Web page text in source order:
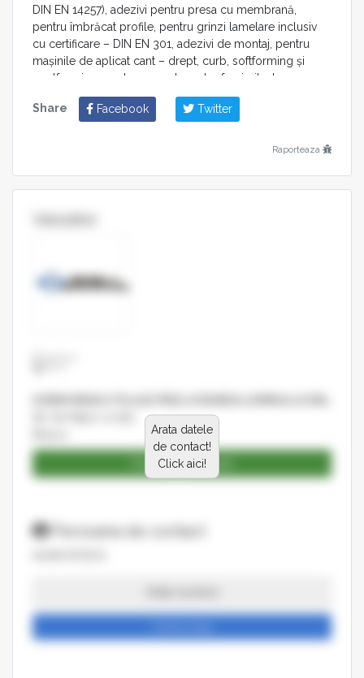
DIN EN 14257), adezivi pentru presa cu membrană,
pentru îmbrăcat profile, pentru grinzi lamelare inclusiv
cu certificare – DIN EN 301, adezivi de montaj, pentru
maşinile de aplicat cant – drept, curb, softforming şi
postforming, pentru caserat, pentru furniruit, etc.
Share Facebook Twitter
Raporteaza
Arata datele
de contact!
Click aici!
Catalog produse
Persoana de contact